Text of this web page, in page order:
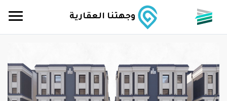
وجهتنا العقارية